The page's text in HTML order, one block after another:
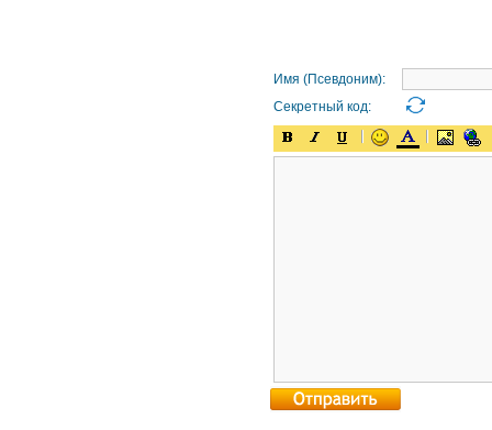
Имя (Псевдоним):
Секретный код: